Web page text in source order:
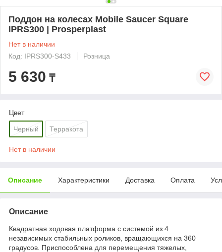
Поддон на колесах Mobile Saucer Square
IPRS300 | Prosperplast
Нет в наличии
Код: IPRS300-S433
Розница
5 630 ₸
Цвет
Черный Терракота
Нет в наличии
Описание Характеристики Доставка Оплата
Описание
Квадратная ходовая платформа с системой из 4
независимых стабильных роликов, вращающихся на 360
градусов. Приспособлена для перемещения тяжелых,